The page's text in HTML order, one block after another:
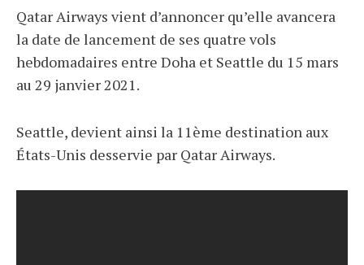
Qatar Airways vient d’annoncer qu’elle avancera
la date de lancement de ses quatre vols
hebdomadaires entre Doha et Seattle du 15 mars
au 29 janvier 2021.
Seattle, devient ainsi la 11ème destination aux
États-Unis desservie par Qatar Airways.